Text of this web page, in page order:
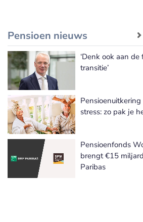
Pensioen nieuws
‘Denk ook aan
transitie’
stress: zo pak je
Pensioenfonds
brengt €15
Paribas